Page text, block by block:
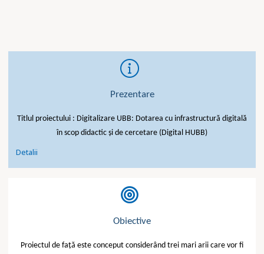
Prezentare
Titlul proiectului : Digitalizare UBB: Dotarea cu infrastructură digitală
în scop didactic și de cercetare (Digital HUBB)
Detalii"Prezentare"
Obiective
Proiectul de față este conceput considerând trei mari arii care vor fi